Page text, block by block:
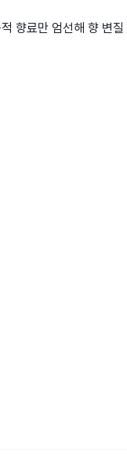
료만 엄선해 향 변